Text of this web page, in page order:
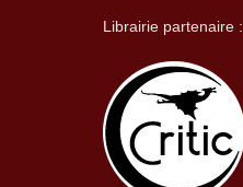
Librairie partenaire :